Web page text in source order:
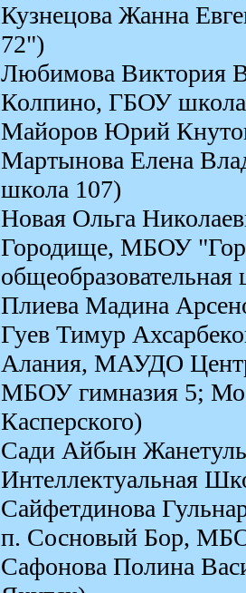
Кузнецова Жанна
72")
Любимова Виктория
Колпино, ГБОУ
Майоров Юрий
Мартынова Елена
школа 107)
Новая Ольга
Городище, МБОУ
Плиева Мадина
Гуев Тимур
Алания, МАУДО
МБОУ гимназия 5;
Касперского)
Сади Айбын Жанетулы
Интеллектуальная
Сайфетдинова
п. Сосновый Бор,
Сафонова Полина